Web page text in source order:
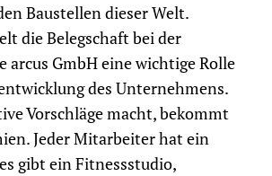
Baustellen dieser Welt.
die Belegschaft bei der
arcus GmbH eine wichtige Rolle
des Unternehmens.
Vorschläge macht, bekommt
Jeder Mitarbeiter hat ein
gibt ein Fitnessstudio,